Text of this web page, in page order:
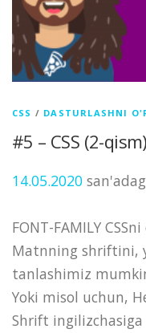
CSS / DASTURLASHNI
#5 – CSS (2-
14.05.2020
FONT-FAMILY
Matnning shriftini,
tanlashimiz
Yoki misol uchun,
Shrift ingilizchasiga